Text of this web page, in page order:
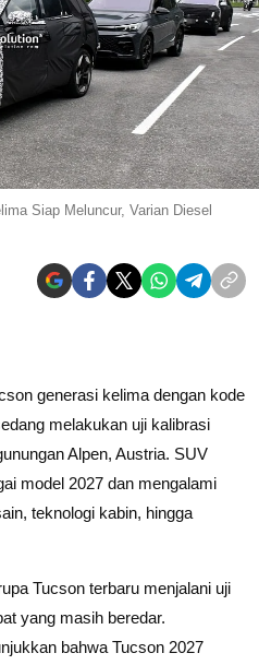
Siap Meluncur, Varian Diesel
generasi kelima dengan kode
melakukan uji kalibrasi
Alpen, Austria. SUV
model 2027 dan mengalami
teknologi kabin, hingga
Tucson terbaru menjalani uji
yang masih beredar.
bahwa Tucson 2027